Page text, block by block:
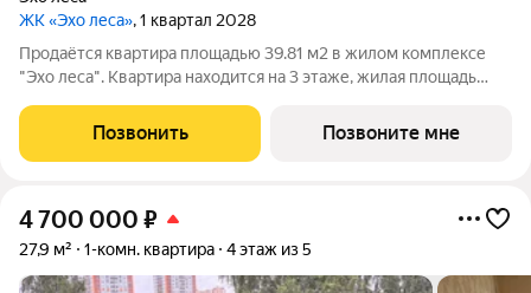
ЖК «Эхо леса», 1 квартал 2028
Продаётся квартира площадью 39.81 м2 в жилом комплексе
"Эхо леса". Квартира находится на 3 этаже, жилая площадь
особенностей планировки изолированные комнаты с окнами
на одну сторону, 1
Позвонить Позвоните мне
4 700 000 ₽
27,9 м² 1-комн. квартира 4 этаж из 5